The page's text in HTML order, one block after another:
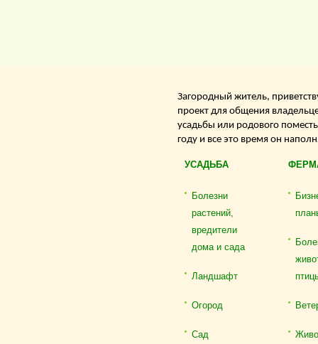
Загородный житель,
проект для общения
усадьбы или родового
году и все это время он
УСАДЬБА
Болезни
растений,
вредители
дома и сада
Ландшафт
Огород
Сад